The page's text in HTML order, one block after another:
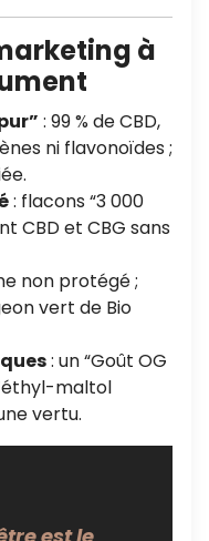
à
: 99 % de CBD,
ni flavonoïdes ;
: flacons “3 000
CBD et CBG sans
non protégé ;
vert de Bio
: un “Goût OG
maltol
vertu.